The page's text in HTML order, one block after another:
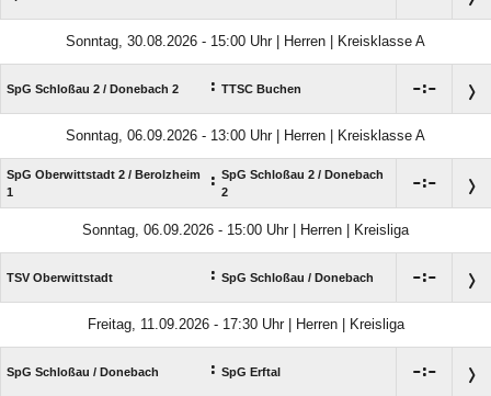
Sonntag, 30.08.2026 - 15:00 Uhr | Herren | Kreisklasse A
SpG Schloßau 2 /​ Donebach 2 : TTSC Buchen :
Sonntag, 06.09.2026 - 13:00 Uhr | Herren | Kreisklasse A
SpG Oberwittstadt 2 /​ Berolzheim
1
: SpG Schloßau 2 /​ Donebach
2
:
Sonntag, 06.09.2026 - 15:00 Uhr | Herren | Kreisliga
TSV Oberwittstadt : SpG Schloßau /​ Donebach :
Freitag, 11.09.2026 - 17:30 Uhr | Herren | Kreisliga
SpG Schloßau /​ Donebach : SpG Erftal :